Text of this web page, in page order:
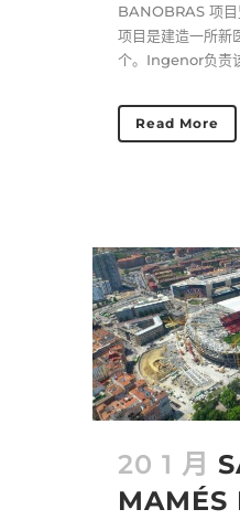
BANOBRAS 项
项目是建造一所新
个。Ingenor负责
Read More
20 1 月
MAMÉS